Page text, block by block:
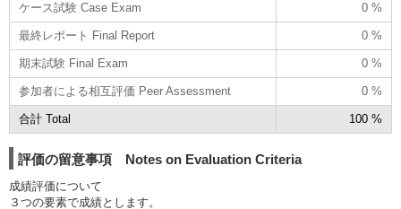
ケース試験 Case Exam 0 %
最終レポート Final Report 0 %
期末試験 Final Exam 0 %
参加者による相互評価 Peer Assessment 0 %
合計 Total 100 %
評価の留意事項 Notes on Evaluation Criteria
成績評価について
３つの要素で成績とします。